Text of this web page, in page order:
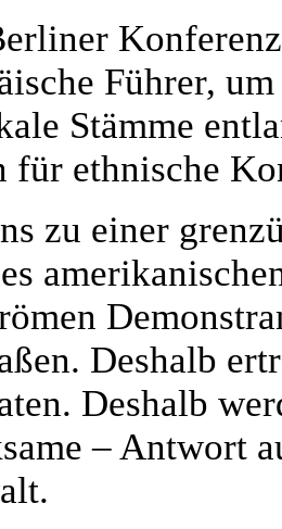
Führer,
Stämme
für ethnische
zu einer
Deshalb
Deshalb
– Antwort